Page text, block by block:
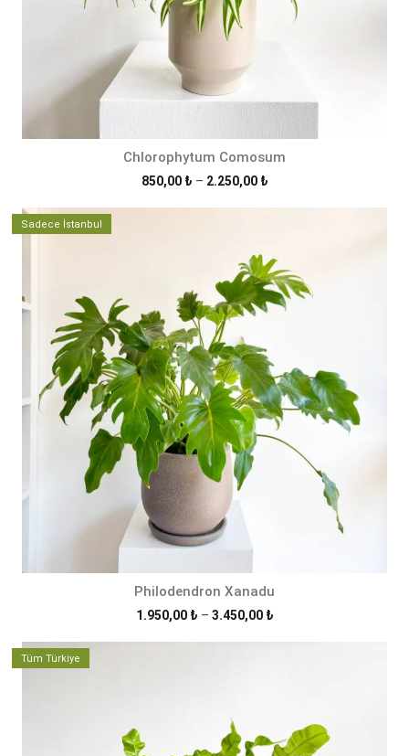
Chlorophytum Comosum
850,00 ₺ – 2.250,00 ₺Fiyat
2.250,00 ₺
Sadece İstanbul
Philodendron Xanadu
1.950,00 ₺ – 3.450,00 ₺Fiyat
Tüm Türkiye